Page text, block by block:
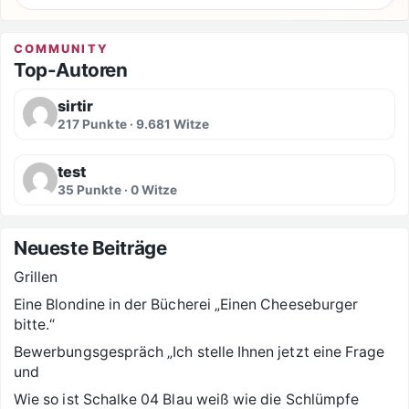
COMMUNITY
Top-Autoren
sirtir
217 Punkte · 9.681 Witze
test
35 Punkte · 0 Witze
Neueste Beiträge
Grillen
Eine Blondine in der Bücherei „Einen Cheeseburger
bitte.“
Bewerbungsgespräch „Ich stelle Ihnen jetzt eine Frage
und
Wie so ist Schalke 04 Blau weiß wie die Schlümpfe